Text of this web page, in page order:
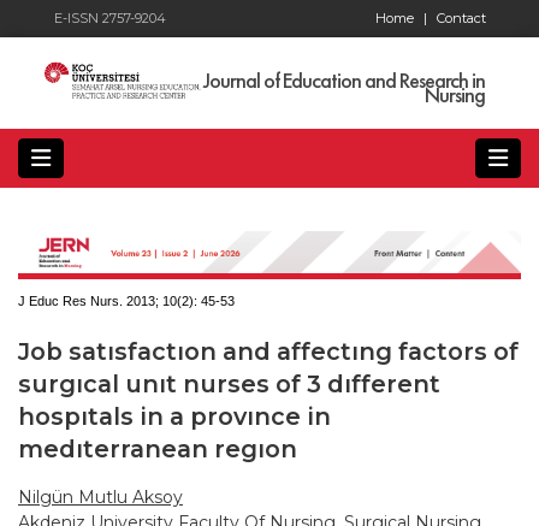
E-ISSN 2757-9204 Contact
Home |
Journal of Education and Research in
Nursing
J Educ Res Nurs. 2013; 10(2): 45-53
Job satısfactıon and affectıng factors of
surgıcal unıt nurses of 3 dıfferent
hospıtals in a provınce in
medıterranean regıon
Nilgün Mutlu Aksoy